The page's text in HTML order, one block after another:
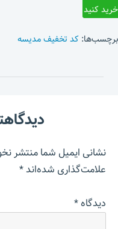
خرید کنید
برچسب‌ها: کد تخفیف مدیسه
نشانی ایمیل شما منتشر
علامت‌گذاری شده‌اند*
دیدگاه*